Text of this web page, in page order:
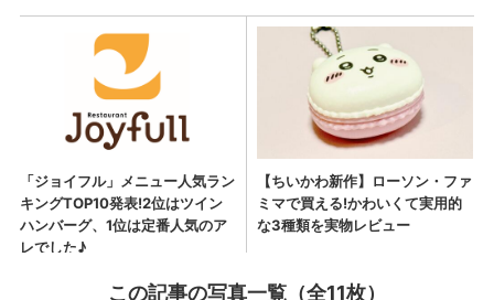
この記事の写真一覧（全11枚）